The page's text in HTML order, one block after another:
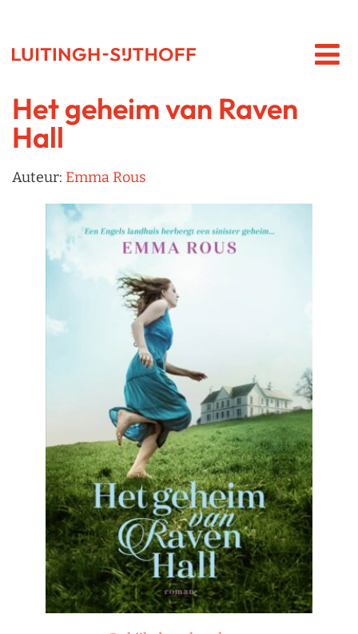
Het geheim van Raven
Hall
Auteur: Emma Rous